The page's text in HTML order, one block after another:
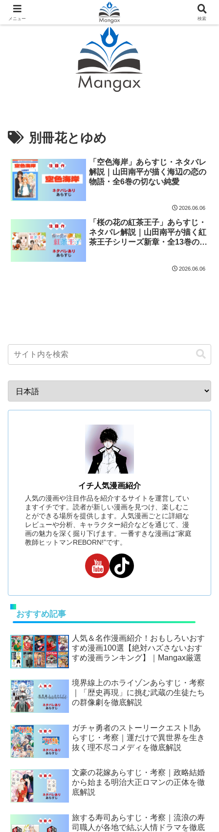
人気おすすめ漫画紹介ならMangax（マンガックス）
別冊花とゆめ
「空色海岸」あらすじ・ネタバレ
解説｜山田南平が描く海辺の恋の
物語・全6巻の切ない純愛
2026.06.06
「桜の花の紅茶王子」あらすじ・
ネタバレ解説｜山田南平が描く紅
茶王子シリーズ新章・全13巻の魅
2026.06.06
イチ人気漫画紹介
人気の漫画や注目作品を紹介するサイトを運営してい
ますイチです。読者が新しい漫画を見つけ、楽しむこ
とができる場所を提供します。人気漫画ごとに詳細な
レビューや分析、キャラクター紹介などを通じて、漫
画の魅力を深く掘り下げます。一番すきな漫画は”家庭
教師ヒットマンREBORN!”です。
おすすめ記事
人気＆名作漫画紹介！おもしろいおす
すめ漫画100選【絶対ハズさないおす
すめ漫画ランキング】｜Mangax厳選
境界線上のホライゾンあらすじ・考察
｜「歴史再現」に挑む武蔵の生徒たち
の群像劇を徹底解説
ガチャ勇者のストーリークエスト!!あ
らすじ・考察｜運だけで異世界を生き
抜く理不尽コメディを徹底解説
文豪の花嫁あらすじ・考察｜政略結婚
から始まる明治大正ロマンの正体を徹
底解説
旅する寿司あらすじ・考察｜流浪の寿
司職人が各地で結ぶ人情ドラマを徹底
メニュー 検索